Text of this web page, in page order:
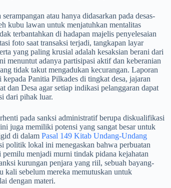
atau hanya didasarkan pada desas-
kubu lawan untuk menjatuhkan mentalitas
terbantahkan di hadapan majelis penyelesaian
foto saat transaksi terjadi, tangkapan layar
yang paling krusial adalah kesaksian berani dari
menuntut adanya partisipasi aktif dan keberanian
tidak takut mengadukan kecurangan. Laporan
Panitia Pilkades di tingkat desa, jajaran
dan Desa agar setiap indikasi pelanggaran dapat
dari pihak luar.
pada sanksi administratif berupa diskualifikasi
juga memiliki potensi yang sangat besar untuk
di dalam Pasal 149 Kitab Undang-Undang
politik lokal ini menegaskan bahwa perbuatan
pemilu menjadi murni tindak pidana kejahatan
kurungan penjara yang riil, sebuah bayang-
kali sebelum mereka memutuskan untuk
dengan materi.